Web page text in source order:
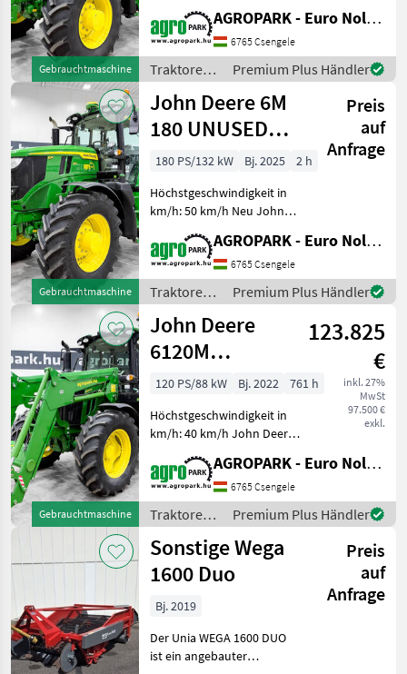
Gebrauchtmaschine
Plus 20/20 50 km/h
Getriebe, gefederte Achse,
gefederte Kabine, SF7500
AutoTrac, Druckluftbrems
AGROPARK - Euro Noliker Kft.
6765 Csengele
Traktoren /
John Deere
Premium Plus Händler
Gebrauchtmaschine
John Deere 6M
180 UNUSED
AutoQuad Plus
20/20 50 km/h
transm
Preis
auf
Anfrage
180 PS/132 kW Bj. 2025
2 h
Höchstgeschwindigkeit in
km/h: 50 km/h Neu John
Plus 20/20 50 km/h
Getriebe, gefederte Achse,
gefederte Kabine, SF7500
AutoTrac, Druckluftbrems
AGROPARK - Euro Noliker Kft.
6765 Csengele
Traktoren /
John Deere
Premium Plus Händler
Gebrauchtmaschine
John Deere
6120M
PowrQuad Plus
24/24
transmission,
TLS, cab
123.825
€
inkl. 27%
MwSt
97.500 €
exkl.
120 PS/88 kW Bj. 2022
761 h
Höchstgeschwindigkeit in
km/h: 40 km/h John Deere
PowerQuad Plus 24/24 40
km/h, Vorderachsfederung,
Kabinenfederung,
Druckluftbremse, 3
Steuerge
AGROPARK - Euro Noliker Kft.
6765 Csengele
Traktoren /
John Deere
Premium Plus Händler
Sonstige Wega
1600 Duo
Preis
auf
Anfrage
Bj. 2019
Der Unia WEGA 1600 DUO
ist ein angebauter